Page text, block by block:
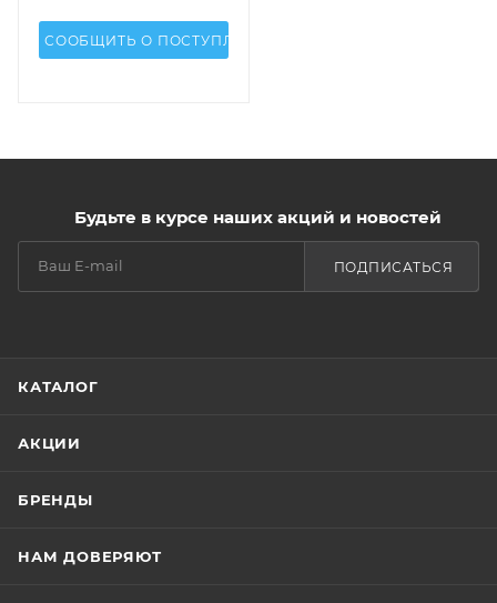
СООБЩИТЬ О ПОСТУПЛЕНИИ
Будьте в курсе наших акций и новостей
ПОДПИСАТЬСЯ
КАТАЛОГ
АКЦИИ
БРЕНДЫ
НАМ ДОВЕРЯЮТ